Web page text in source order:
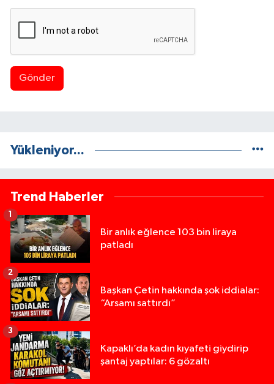
Gönder
Yükleniyor...
Trend Haberler
Bir anlık eğlence 103 bin liraya
patladı
1
Başkan Çetin hakkında şok iddialar:
“Arsamı sattırdı”
2
Kapaklı’da kadın kıyafeti giydirip
şantaj yaptılar: 6 gözaltı
3